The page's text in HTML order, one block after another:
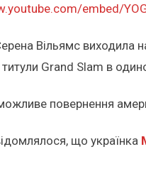
embed/
Вільямс виходила
Grand Slam в
повернення
що українка